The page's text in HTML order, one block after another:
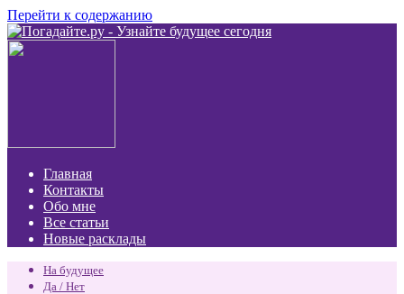
Перейти к содержанию
Главная
Контакты
Обо мне
Все статьи
Новые расклады
На будущее
Да / Нет